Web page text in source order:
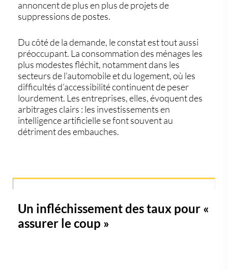
annoncent de plus en plus de projets de
suppressions de postes.
Du côté de la demande, le constat est tout aussi
préoccupant. La consommation des ménages les
plus modestes fléchit, notamment dans les
secteurs de l’automobile et du logement, où les
difficultés d’accessibilité continuent de peser
lourdement. Les entreprises, elles, évoquent des
arbitrages clairs : les investissements en
intelligence artificielle se font souvent au
détriment des embauches.
Un infléchissement des taux pour «
assurer le coup »